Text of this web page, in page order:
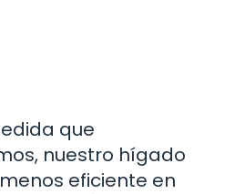
que
nuestro hígado
eficiente en